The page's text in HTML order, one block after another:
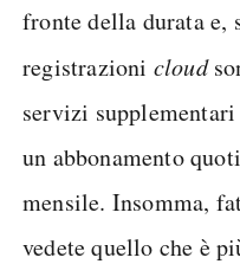
fronte della durata e,
registrazioni cloud
servizi
un abbonamento
mensile. Insomma,
vedete quello che è